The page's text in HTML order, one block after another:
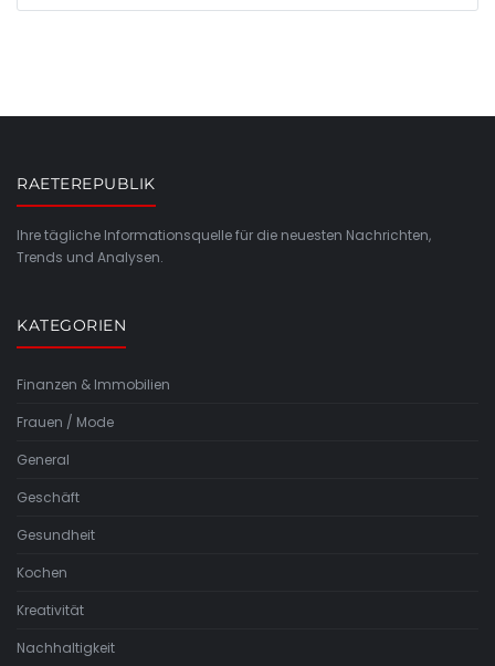
RAETEREPUBLIK
Ihre tägliche Informationsquelle für die neuesten Nachrichten,
Trends und Analysen.
KATEGORIEN
Finanzen & Immobilien
Frauen / Mode
General
Geschäft
Gesundheit
Kochen
Kreativität
Nachhaltigkeit